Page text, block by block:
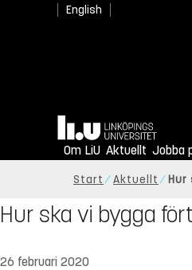
English
Hem
Om LiU Aktuellt Jobba
Start Aktuellt
Hur ska vi bygga
26 februari 2020